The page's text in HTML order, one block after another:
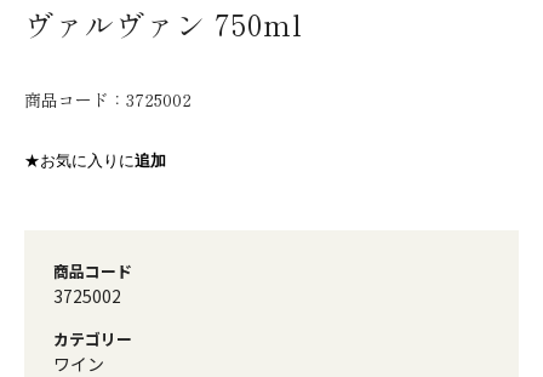
ヴァルヴァン 750ml
商品コード： 3725002
★お気に入りに追加
商品コード
3725002
カテゴリー
ワイン